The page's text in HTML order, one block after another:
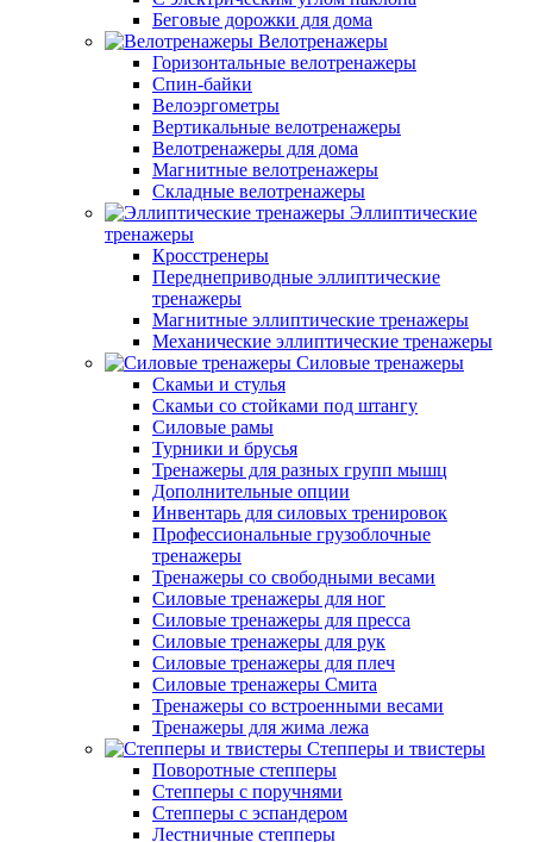
Беговые дорожки для дома
Велотренажеры
Горизонтальные велотренажеры
Спин-байки
Велоэргометры
Вертикальные велотренажеры
Велотренажеры для дома
Магнитные велотренажеры
Складные велотренажеры
Эллиптические
тренажеры
Кросстренеры
Переднеприводные эллиптические
тренажеры
Магнитные эллиптические тренажеры
Механические эллиптические тренажеры
Силовые тренажеры
Скамьи и стулья
Скамьи со стойками под штангу
Силовые рамы
Турники и брусья
Тренажеры для разных групп мышц
Дополнительные опции
Инвентарь для силовых тренировок
Профессиональные грузоблочные
тренажеры
Тренажеры со свободными весами
Силовые тренажеры для ног
Силовые тренажеры для пресса
Силовые тренажеры для рук
Силовые тренажеры для плеч
Силовые тренажеры Смита
Тренажеры со встроенными весами
Тренажеры для жима лежа
Степперы и твистеры
Поворотные степперы
Степперы с поручнями
Степперы с эспандером
Лестничные степперы